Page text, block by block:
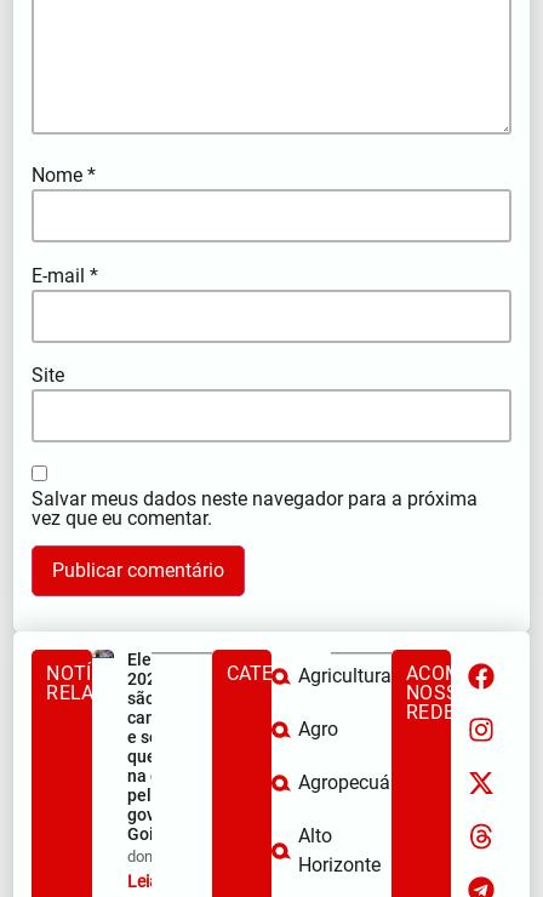
Nome*
E-mail*
Site
Salvar meus dados neste navegador para a próxima
vez que eu comentar.
NOTÍCIAS
RELACIONADAS
Eleições
2026: quem
são os seis
candidatos
e seus vices
que entram
na disputa
pelo
governo de
Goiás.
dom/08/2026
Leia mais »
CATEGORIASAgricultura
Agro
Agropecuária
Alto
Horizonte
ACOMPANHE
NOSSAS
REDES